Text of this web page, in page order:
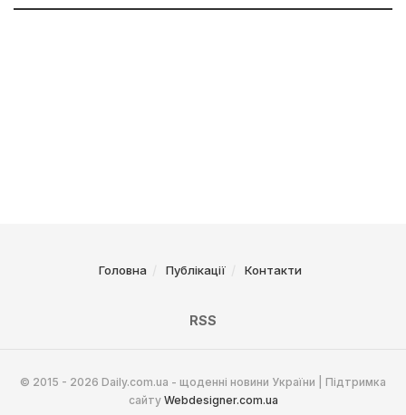
Головна Публікації Контакти
RSS
© 2015 - 2026 Daily.com.ua - щоденні новини України | Підтримка
сайту Webdesigner.com.ua